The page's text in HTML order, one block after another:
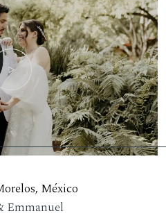
Emmanuel
México